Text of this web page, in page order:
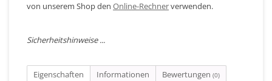
von unserem Shop den Online-Rechnerverwenden.
Sicherheitshinweise ...
Eigenschaften Informationen Bewertungen (0)